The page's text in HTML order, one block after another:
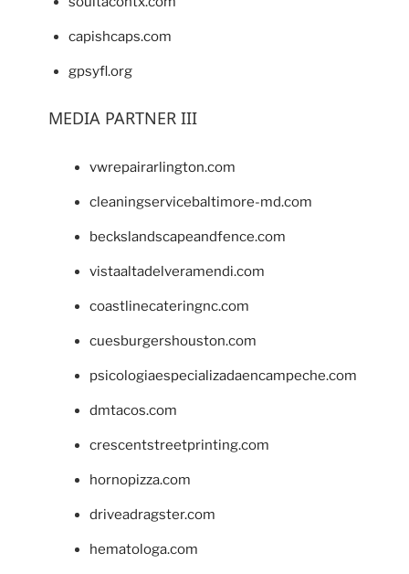
capishcaps.com
gpsyfl.org
MEDIA PARTNER III
vwrepairarlington.com
cleaningservicebaltimore-md.com
beckslandscapeandfence.com
vistaaltadelveramendi.com
coastlinecateringnc.com
cuesburgershouston.com
psicologiaespecializadaencampeche.com
dmtacos.com
crescentstreetprinting.com
hornopizza.com
driveadragster.com
hematologa.com